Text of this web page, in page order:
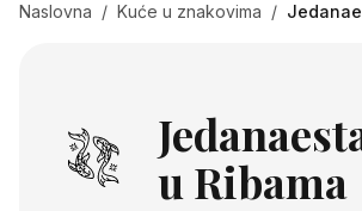
Naslovna / Kuće u znakovima /
u Ribama